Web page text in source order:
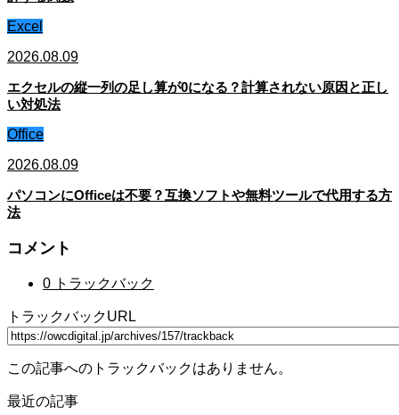
Excel
2026.08.09
エクセルの縦一列の足し算が0になる？計算されない原因と正し
い対処法
Office
2026.08.09
パソコンにOfficeは不要？互換ソフトや無料ツールで代用する方
法
コメント
0 トラックバック
トラックバックURL
この記事へのトラックバックはありません。
最近の記事